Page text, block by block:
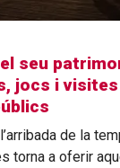
seu
jocs i visites
de la
torna a oferir